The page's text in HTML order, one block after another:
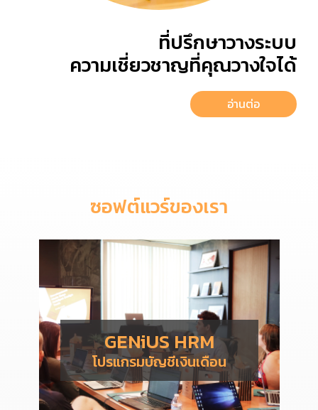
ที่ปรึกษาวางระบบ
ความเชี่ยวชาญที่คุณวางใจได้
อ่านต่อ
ซอฟต์แวร์ของเรา
GENiUS HRM
โปรแกรมบัญชีเงินเดือน